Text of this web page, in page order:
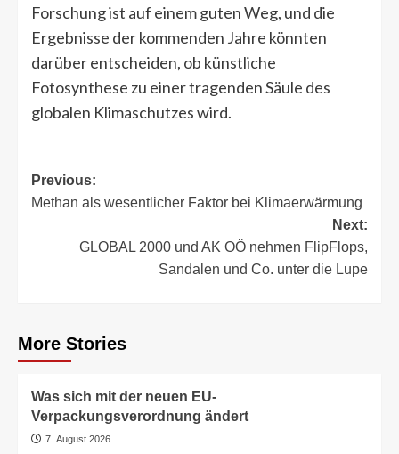
Forschung ist auf einem guten Weg, und die
Ergebnisse der kommenden Jahre könnten
darüber entscheiden, ob künstliche
Fotosynthese zu einer tragenden Säule des
globalen Klimaschutzes wird.
Post
navigation
Previous:
Methan als wesentlicher Faktor bei Klimaerwärmung
Next:
GLOBAL 2000 und AK OÖ nehmen FlipFlops,
Sandalen und Co. unter die Lupe
More Stories
Was sich mit der neuen EU-
Verpackungsverordnung ändert
7. August 2026